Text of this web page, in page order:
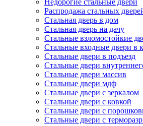
Недорогие стальные двери
Распродажа стальных
Стальная дверь в дом
Стальная дверь на дачу
Стальные взломостойкие
Стальные входные двери в
Стальные двери в подъезд
Стальные двери
Стальные двери массив
Стальные двери мдф
Стальные двери с зеркалом
Стальные двери с ковкой
Стальные двери с
Стальные двери с